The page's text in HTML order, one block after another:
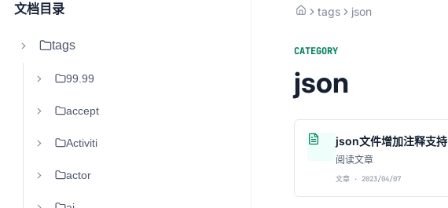
文档目录
tags
99.99
accept
Activiti
actor
tags json
CATEGORY
json
json文件增加注释支持
阅读文章
文章 · 2023/04/07